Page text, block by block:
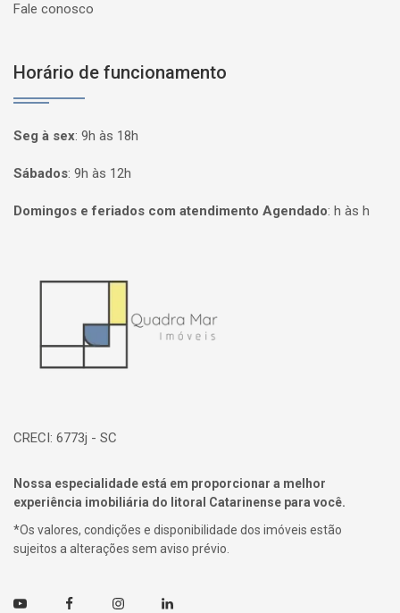
Fale conosco
Horário de funcionamento
Seg à sex: 9h às 18h
Sábados: 9h às 12h
Domingos e feriados com atendimento Agendado: h às h
CRECI: 6773j - SC
Nossa especialidade está em proporcionar a melhor
experiência imobiliária do litoral Catarinense para você.
*Os valores, condições e disponibilidade dos imóveis estão
sujeitos a alterações sem aviso prévio.
Youtube FacebookInstagramLinkedin